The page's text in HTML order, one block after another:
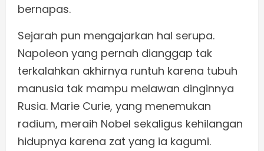
bernapas.
Sejarah pun mengajarkan hal serupa.
Napoleon yang pernah dianggap tak
terkalahkan akhirnya runtuh karena tubuh
manusia tak mampu melawan dinginnya
Rusia. Marie Curie, yang menemukan
radium, meraih Nobel sekaligus kehilangan
hidupnya karena zat yang ia kagumi.